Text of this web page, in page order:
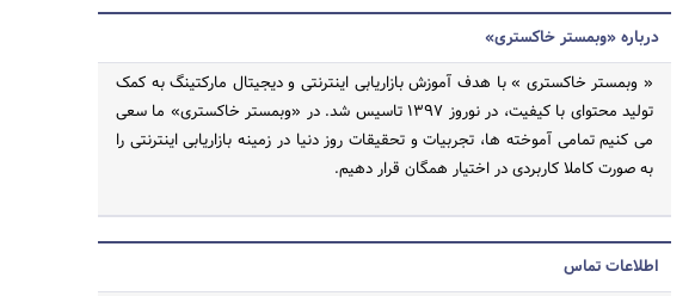
جستجو
درباره «وبمستر خاکستری»
« وبمستر خاکستری » با هدف آموزش بازاریابی اینترنتی و دیجیتال مارکتینگ به کمک
تولید محتوای با کیفیت، در نوروز 1397 تاسیس شد. در «وبمستر خاکستری» ما سعی
می کنیم تمامی آموخته ها، تجربیات و تحقیقات روز دنیا در زمینه بازاریابی اینترنتی را
به صورت کاملا کاربردی در اختیار همگان قرار دهیم.
اطلاعات تماس